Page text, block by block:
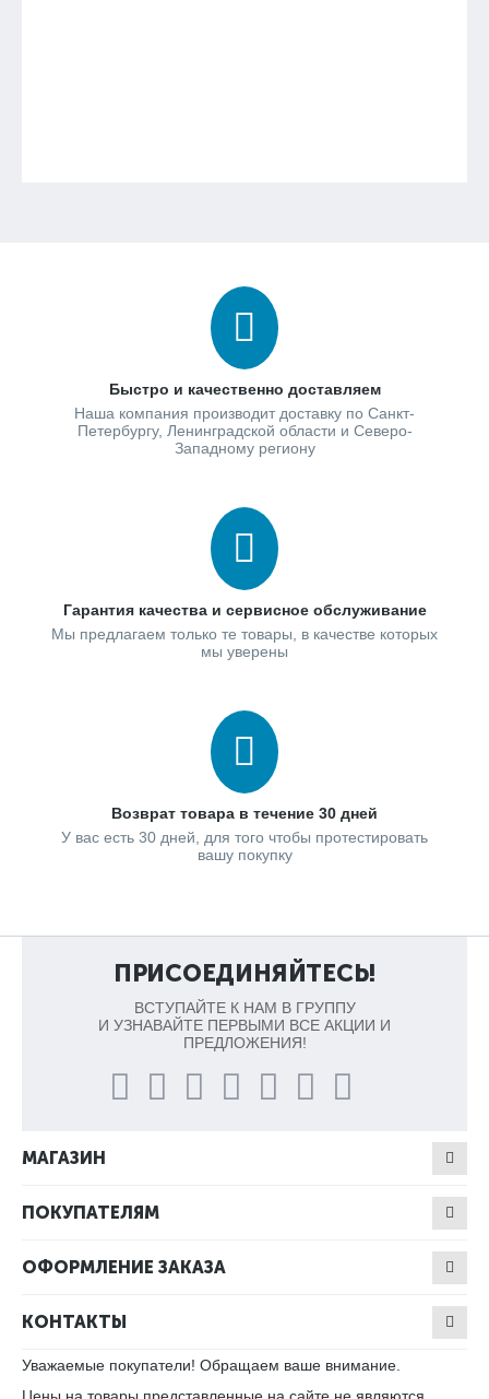
Быстро и качественно доставляем
Наша компания производит доставку по Санкт-
Петербургу, Ленинградской области и Северо-
Западному региону
Гарантия качества и сервисное обслуживание
Мы предлагаем только те товары, в качестве которых
мы уверены
Возврат товара в течение 30 дней
У вас есть 30 дней, для того чтобы протестировать
вашу покупку
ПРИСОЕДИНЯЙТЕСЬ!
ВСТУПАЙТЕ К НАМ В ГРУППУ
И УЗНАВАЙТЕ ПЕРВЫМИ ВСЕ АКЦИИ И
ПРЕДЛОЖЕНИЯ!
МАГАЗИН
ПОКУПАТЕЛЯМ
ОФОРМЛЕНИЕ ЗАКАЗА
КОНТАКТЫ
Уважаемые покупатели! Обращаем ваше внимание.